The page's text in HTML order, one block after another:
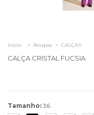
Início > Roupas > CALÇAS
CALÇA CRISTAL FUCSIA
Tamanho: 36